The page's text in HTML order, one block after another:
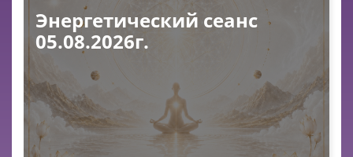
Энергетический сеанс
05.08.2026г.